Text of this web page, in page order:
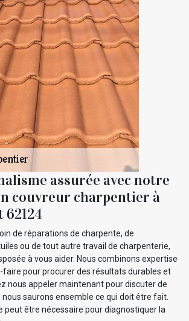
assurée avec notre
couvreur charpentier à
de réparations de charpente, de
ou de tout autre travail de charpenterie,
à vous aider. Nous combinons expertise
pour procurer des résultats durables et
nous appeler maintenant pour discuter de
saurons ensemble ce qui doit être fait.
peut être nécessaire pour diagnostiquer la